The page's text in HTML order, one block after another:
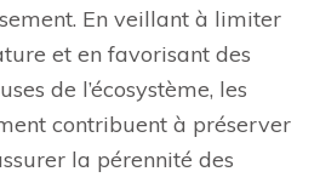
En veillant à limiter
et en favorisant des
de l’écosystème, les
contribuent à préserver
la pérennité des